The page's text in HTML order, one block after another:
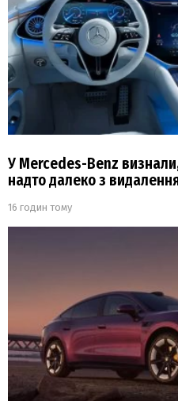
У Mercedes-Benz
надто далеко з
16 годин тому